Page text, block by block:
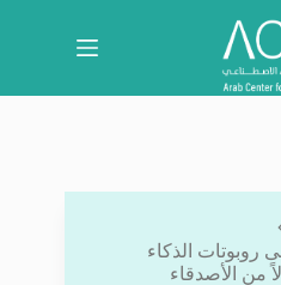
روبوتات الذكاء
من الأصدقاء